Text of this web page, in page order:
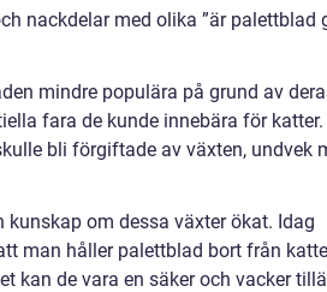
nackdelar med olika ”är palettblad
mindre populära på grund av
fara de kunde innebära för
bli förgiftade av växten, undvek
om dessa växter ökat. Idag
man håller palettblad bort från
kan de vara en säker och vacker